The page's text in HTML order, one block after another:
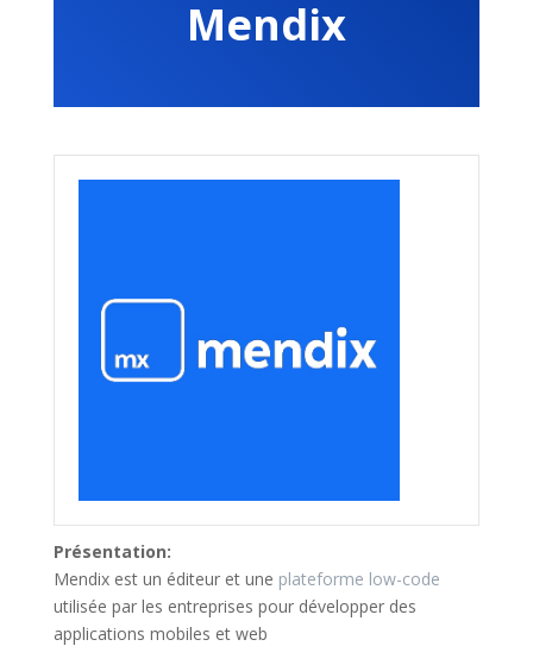
Mendix
Présentation:
Mendix est un éditeur et une plateforme low-code
utilisée par les entreprises pour développer des
applications mobiles et web